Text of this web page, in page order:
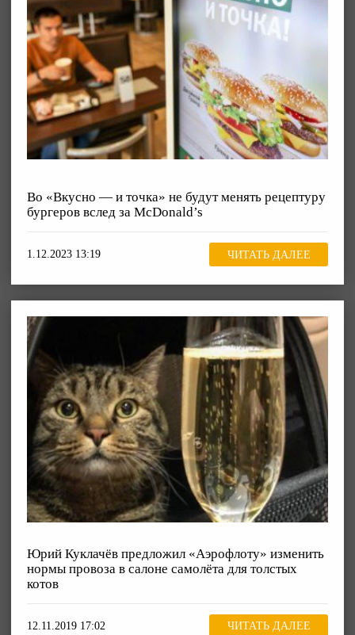
Во «Вкусно — и точка» не будут менять рецептуру
бургеров вслед за McDonald’s
1.12.2023 13:19 ЧИТАТЬ ДАЛЕЕ
Юрий Куклачёв предложил «Аэрофлоту» изменить
нормы провоза в салоне самолёта для толстых
котов
12.11.2019 17:02 ЧИТАТЬ ДАЛЕЕ